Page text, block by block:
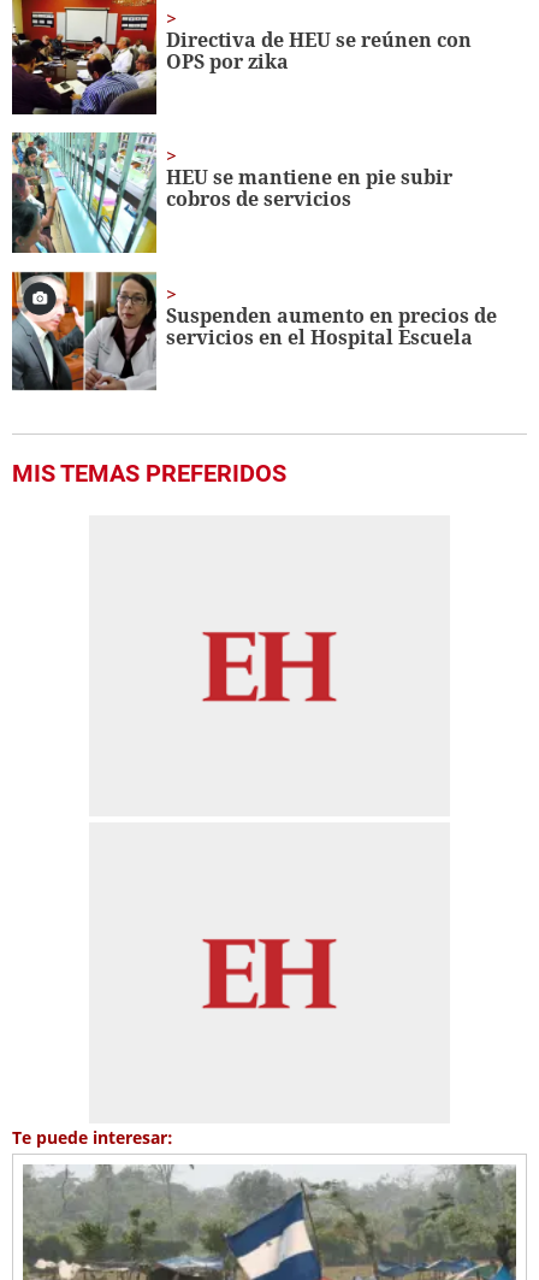
Directiva de HEU se reúnen con
OPS por zika
HEU se mantiene en pie subir
cobros de servicios
Suspenden aumento en precios de
servicios en el Hospital Escuela
MIS TEMAS PREFERIDOS
Te puede interesar: